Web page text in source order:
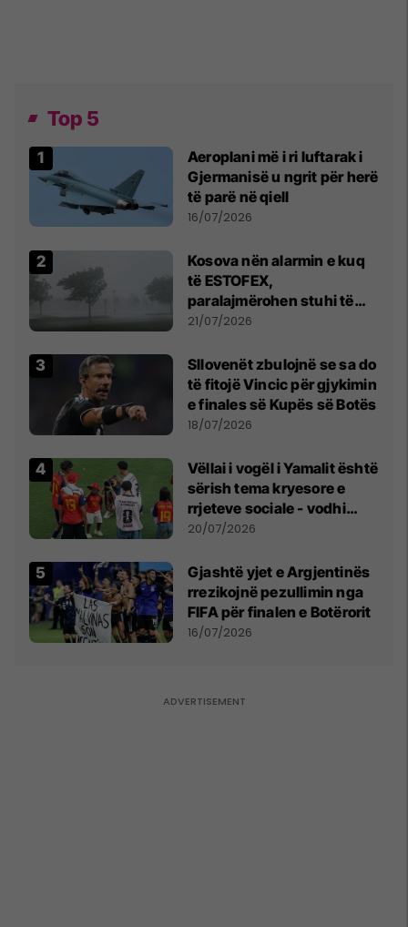
Top 5
Aeroplani më i ri luftarak i
Gjermanisë u ngrit për herë
të parë në qiell
16/07/2026
Kosova nën alarmin e kuq
të ESTOFEX,
paralajmërohen stuhi të
fuqishme me breshër dhe
21/07/2026
Sllovenët zbulojnë se sa do
të fitojë Vincic për gjykimin
e finales së Kupës së Botës
18/07/2026
Vëllai i vogël i Yamalit është
sërish tema kryesore e
rrjeteve sociale - vodhi
vëmendjen pas finales së
20/07/2026
Gjashtë yjet e Argjentinës
rrezikojnë pezullimin nga
FIFA për finalen e Botërorit
16/07/2026